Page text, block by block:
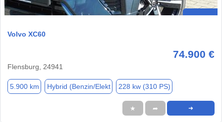
Volvo XC60
74.900 €
Flensburg, 24941
5.900 km Hybrid (Benzin/Elekt 228 kw (310 PS)
★ ➦ ➜